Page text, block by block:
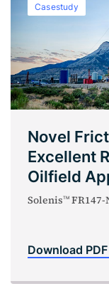
Casestudy
Novel
Excellent
Oilfield
SolenisTM
Download PDF